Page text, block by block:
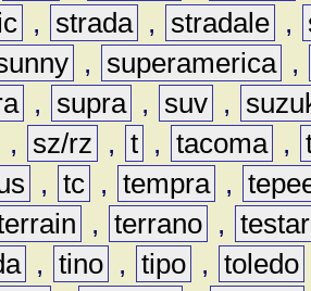
, strada , stradale ,
, superamerica ,
, supra , suv ,
, sz/rz , t , tacoma ,
, tc , tempra ,
, terrano ,
, tino , tipo , toledo